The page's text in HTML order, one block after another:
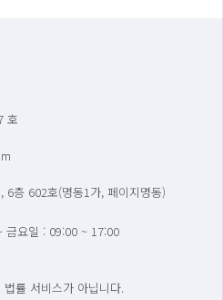
호
층 602호(명동1가, 페이지명동)
요일 : 09:00 ~ 17:00
률 서비스가 아닙니다.